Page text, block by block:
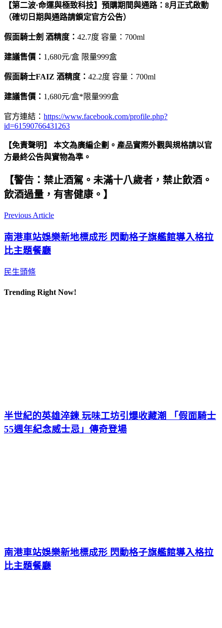
【第二波·命運與極致科技】預購期間與通路：8月正式啟動
（確切日期與通路請鎖定官方公告）
假面騎士劍 酒精度： 42.7度 容量：700ml
建議售價： 1,680元/盒 限量999盒
假面騎士FAIZ 酒精度： 42.2度 容量：700ml
建議售價： 1,680元/盒*限量999盒
官方連結： https://www.facebook.com/profile.php?
id=61590766431263
【免責聲明】 本文為廣編企劃。產品實際外觀與規格請以官
方最終公告與實物為準。
【警告：禁止酒駕。未滿十八歲者，禁止飲酒。
飲酒過量，有害健康。】
Previous Article
南港車站娛樂新地標成形 閃動格子旗艦館導入格拉
比主題餐廳
民生頭條
Trending Right Now!
半世紀的英雄淬鍊 玩味工坊引爆收藏潮 「假面騎士
55週年紀念威士忌」傳奇登場
南港車站娛樂新地標成形 閃動格子旗艦館導入格拉
比主題餐廳